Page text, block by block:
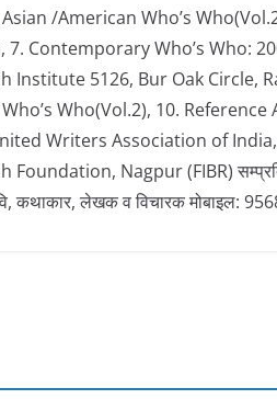
Asian /American Who’s
Contemporary Who’s Who:
Institute 5126, Bur Oak Circle,
Who(Vol.2), 10.
Writers Association of
Nagpur (FIBR) सम्प्रति:
कथाकार, लेखक व विचारक मोबाइल: